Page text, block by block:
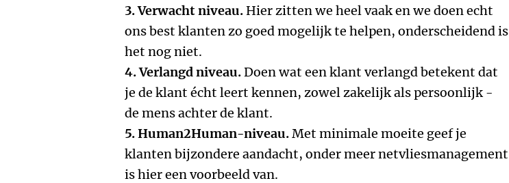
3. Verwacht niveau.Hier zitten we heel vaak en we doen echt
ons best klanten zo goed mogelijk te helpen, onderscheidend is
het nog niet.
4. Verlangd niveau.Doen wat een klant verlangd betekent dat
je de klant écht leert kennen, zowel zakelijk als persoonlijk -
de mens achter de klant.
5. Human2Human-niveau.Met minimale moeite geef je
klanten bijzondere aandacht, onder meer netvliesmanagement
is hier een voorbeeld van.